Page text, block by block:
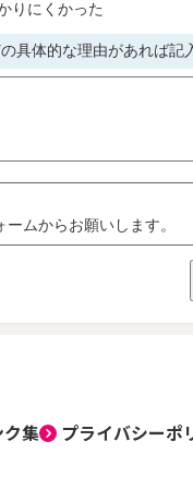
集 プライバシーポ